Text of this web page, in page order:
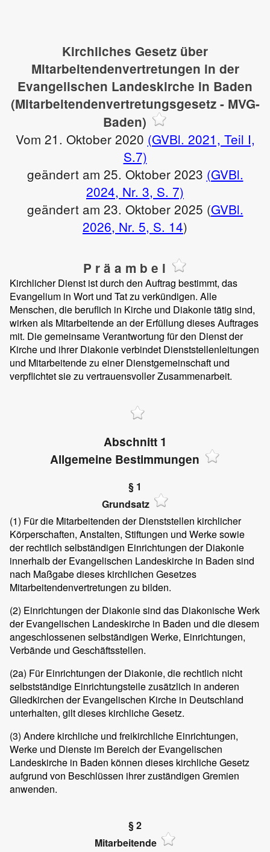
Kirchliches Gesetz über
Mitarbeitendenvertretungen in der
Evangelischen Landeskirche in Baden
(Mitarbeitendenvertretungsgesetz - MVG-
Baden)
Vom 21. Oktober 2020 (GVBl. 2021, Teil I,
S.7)
geändert am 25. Oktober 2023 (GVBl.
2024, Nr. 3, S. 7)
geändert am 23. Oktober 2025 (GVBl.
2026, Nr. 5, S. 14)
P r ä a m b e l
Kirchlicher Dienst ist durch den Auftrag bestimmt, das
Evangelium in Wort und Tat zu verkündigen. Alle
Menschen, die beruflich in Kirche und Diakonie tätig sind,
wirken als Mitarbeitende an der Erfüllung dieses Auftrages
mit. Die gemeinsame Verantwortung für den Dienst der
Kirche und ihrer Diakonie verbindet Dienststellenleitungen
und Mitarbeitende zu einer Dienstgemeinschaft und
verpflichtet sie zu vertrauensvoller Zusammenarbeit.
Abschnitt 1
Allgemeine Bestimmungen
§ 1
Grundsatz
(1) Für die Mitarbeitenden der Dienststellen kirchlicher
Körperschaften, Anstalten, Stiftungen und Werke sowie
der rechtlich selbständigen Einrichtungen der Diakonie
innerhalb der Evangelischen Landeskirche in Baden sind
nach Maßgabe dieses kirchlichen Gesetzes
Mitarbeitendenvertretungen zu bilden.
(2) Einrichtungen der Diakonie sind das Diakonische Werk
der Evangelischen Landeskirche in Baden und die diesem
angeschlossenen selbständigen Werke, Einrichtungen,
Verbände und Geschäftsstellen.
(2a) Für Einrichtungen der Diakonie, die rechtlich nicht
selbstständige Einrichtungsteile zusätzlich in anderen
Gliedkirchen der Evangelischen Kirche in Deutschland
unterhalten, gilt dieses kirchliche Gesetz.
(3) Andere kirchliche und freikirchliche Einrichtungen,
Werke und Dienste im Bereich der Evangelischen
Landeskirche in Baden können dieses kirchliche Gesetz
aufgrund von Beschlüssen ihrer zuständigen Gremien
anwenden.
§ 2
Mitarbeitende